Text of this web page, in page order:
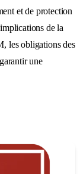
et de protection
de la
les obligations des
une